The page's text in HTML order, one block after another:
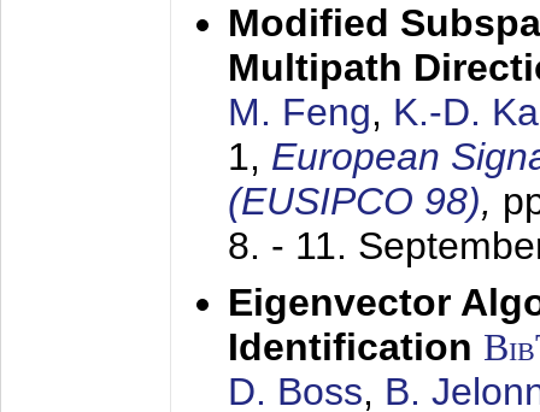
Modified
Multipath
M. Feng, K.-D.
1, European
(EUSIPCO 98),
8. - 11.
Eigenvector
Identification
D. Boss, B.